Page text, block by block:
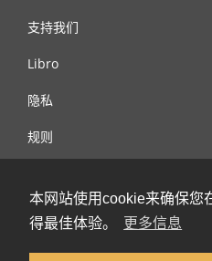
本网站使用cookie来确保您
得最佳体验。
更多信息
支持我们
Libro
隐私
规则